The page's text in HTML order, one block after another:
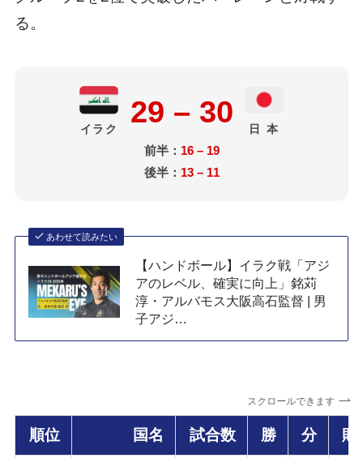
る。
イラク 29 – 30 日 本
前半： 16 – 19
後半： 13 – 11
あわせて読みたい
【ハンドボール】イラク戦「アジ
アのレベル、確実に向上」銘苅
淳・アルバモス大阪高石監督 | 男
子アジ…
スクロールできます
順位 国名 試合数 勝 分 敗